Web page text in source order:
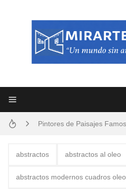
abstractos abstractos al oleo
abstractos modernos cuadros oleo